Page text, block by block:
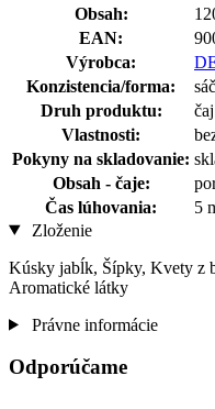
Obsah:
EAN:
Výrobca:
Konzistencia/forma:
Druh produktu:
Vlastnosti:
Pokyny na skladovanie:
Obsah - čaje:
Čas lúhovania:
5
Zloženie
Kúsky jabĺk, Šípky, Kvety z
Aromatické látky
Právne informácie
Odporúčame